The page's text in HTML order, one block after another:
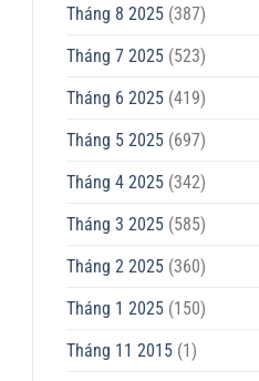
Tháng 8 2025(387)
Tháng 7 2025(523)
Tháng 6 2025(419)
Tháng 5 2025(697)
Tháng 4 2025(342)
Tháng 3 2025(585)
Tháng 2 2025(360)
Tháng 1 2025(150)
Tháng 11 2015(1)